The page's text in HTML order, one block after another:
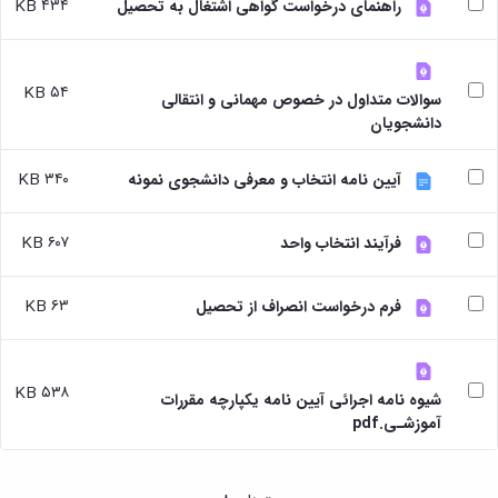
تکمیلی
کارشناسی
فرم
ها
نامه
ها
ترم
بندی
دروس
تحصیلات
تکمیلی
فرم
ها
و
آئین
نامه
ترفیع
آئین
نامه
های
پژوهشی
فرم
پژوهشی
کارگاه ها
و
آزمایشگاه
ها
آزمایشگاه
انگل
شناسی
آزمایشگاه
بیوشیمی
و
فیزیولوژی
آزمایشگاه
آموزشی
بهداشت
و
کنترل
کیفی
موادغذایی
راهنمای درخواست گواهی اشتغال به تحصیل ۴۳۴ KB
سوالات متداول در خصوص مهمانی و انتقالی
دانشجویان
۵۴ KB
آیین نامه انتخاب و معرفی دانشجوی نمونه ۳۴۰ KB
فرآیند انتخاب واحد ۶۰۷ KB
فرم درخواست انصراف از تحصیل ۶۳ KB
شیوه نامه اجرائی آیین نامه یکپارچه مقررات
آموزشـی.pdf
۵۳۸ KB